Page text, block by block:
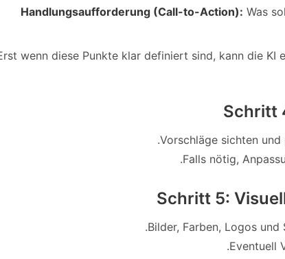
Handlungsaufforderung (Call-to-Action): Was
wenn diese Punkte klar definiert sind, kann die KI
Schritt
Vorschläge sichten
Falls nötig,
Schritt 5:
Bilder, Farben, Logos und
Eventuell